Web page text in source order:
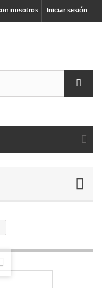
Iniciar sesión
nosotros